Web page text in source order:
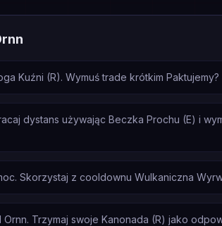
Kuźni (R). Wymuś trade krótkim
dystans używając Beczka Prochu (E) i
Skorzystaj z cooldownu Wulkaniczna
Trzymaj swoje Kanonada (R) jako